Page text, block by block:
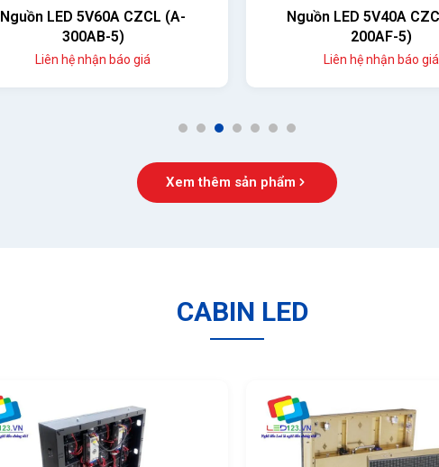
Nguồn LED 5V60A CZCL (A-
300AB-5)
Liên hệ nhận báo giá
Nguồn LED 5V40A
200AF-5)
Liên hệ nhận báo giá
1 2 3 4 5 6 7
Xem thêm sản phẩm
CABIN LED